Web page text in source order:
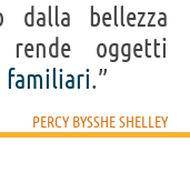
bellezza
oggetti
familiari.”
PERCY BYSSHE SHELLEY